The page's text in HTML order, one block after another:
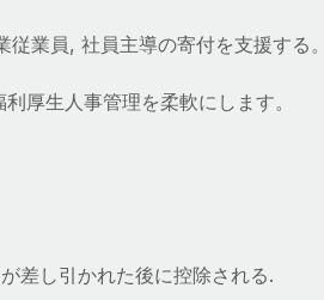
業員, 社員主導の寄付を支援する。
厚生人事管理を柔軟にします。
差し引かれた後に控除される.